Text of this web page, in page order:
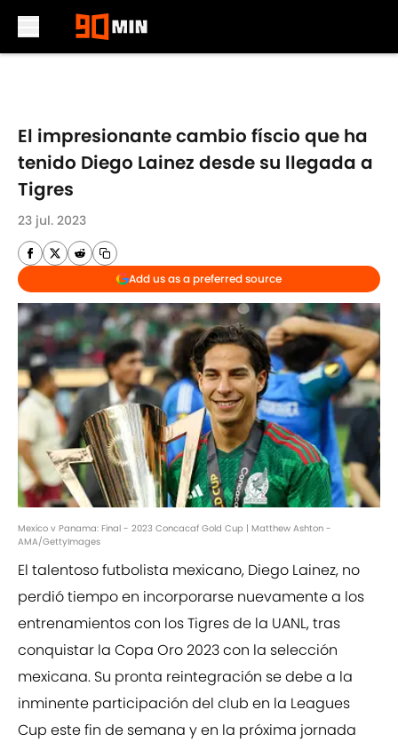
El impresionante cambio físcio que ha
tenido Diego Lainez desde su llegada a
Tigres
23 jul. 2023
Add us as a preferred source
Mexico v Panama: Final - 2023 Concacaf Gold Cup | Matthew Ashton -
AMA/GettyImages
El talentoso futbolista mexicano, Diego Lainez, no
perdió tiempo en incorporarse nuevamente a los
entrenamientos con los Tigres de la UANL, tras
conquistar la Copa Oro 2023 con la selección
mexicana. Su pronta reintegración se debe a la
inminente participación del club en la Leagues
Cup este fin de semana y en la próxima jornada